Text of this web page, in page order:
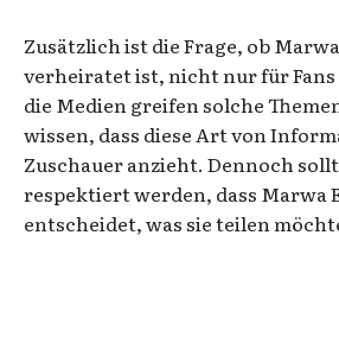
Zusätzlich ist die Frage, ob
verheiratet ist, nicht nur für
die Medien greifen solche
wissen, dass diese Art von
Zuschauer anzieht. Dennoch
respektiert werden, dass Marwa
entscheidet, was sie teilen